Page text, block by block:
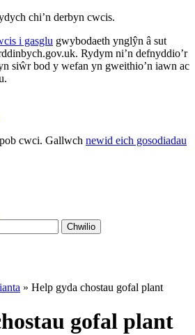
chi’n derbyn cwcis.
i gasglu gwybodaeth ynglŷn â sut
Rydym ni’n defnyddio’r
siŵr bod y wefan yn gweithio’n iawn ac
cwci. Gallwch newid eich gosodiadau
Chwilio
» Help gyda chostau gofal plant
gofal plant